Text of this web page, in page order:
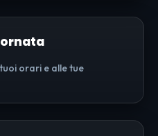
orari e alle tue